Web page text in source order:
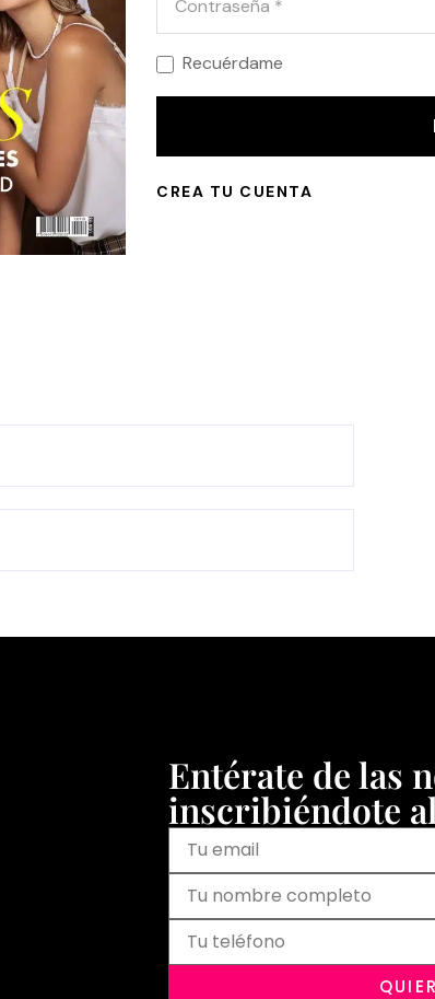
Recuérdame
CREA TU CUENTA
Entérate de las
inscribiéndote